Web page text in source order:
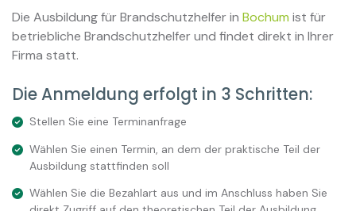
Die Ausbildung für Brandschutzhelfer in Bochum ist für
betriebliche Brandschutzhelfer und findet direkt in Ihrer
Firma statt.
Die Anmeldung erfolgt in 3 Schritten:
Stellen Sie eine Terminanfrage
Wählen Sie einen Termin, an dem der praktische Teil der
Ausbildung stattfinden soll
Wählen Sie die Bezahlart aus und im Anschluss haben Sie